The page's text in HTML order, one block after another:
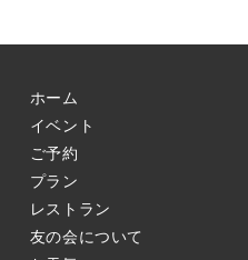
ホーム
イベント
ご予約
プラン
レストラン
友の会について